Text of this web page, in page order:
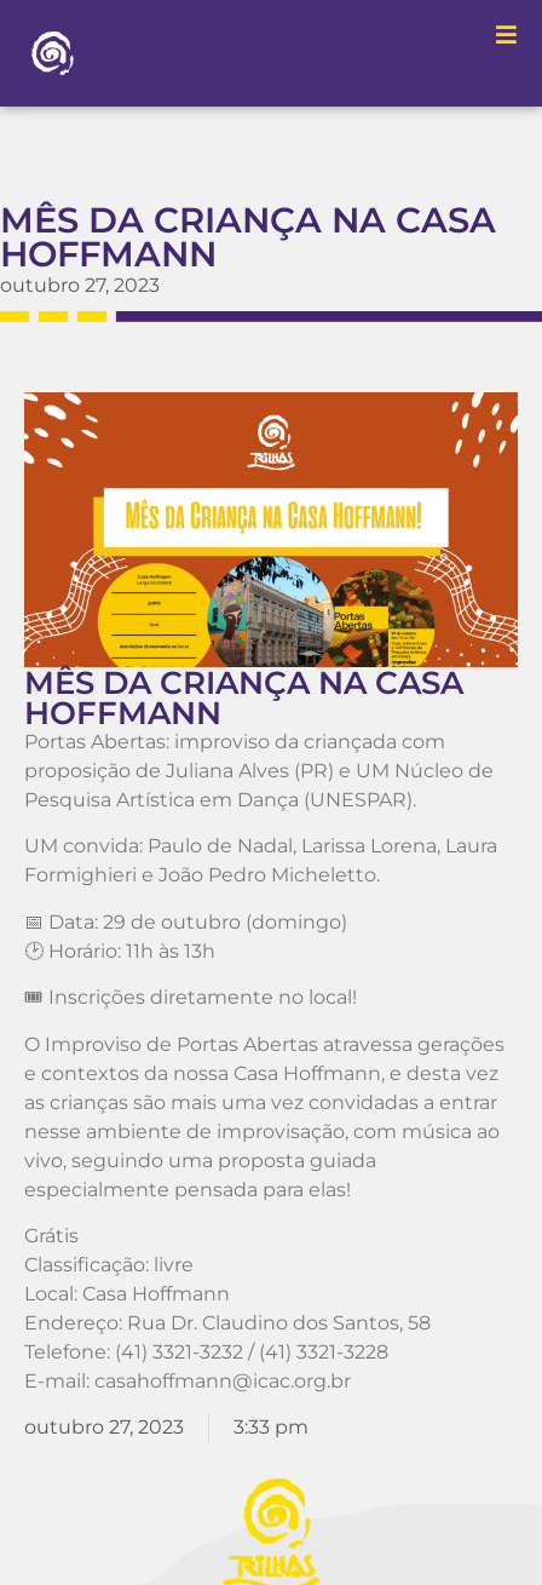
MÊS DA CRIANÇA NA CASA
HOFFMANN
outubro 27, 2023
MÊS DA CRIANÇA NA CASA
HOFFMANN
Portas Abertas: improviso da criançada com
proposição de Juliana Alves (PR) e UM Núcleo de
Pesquisa Artística em Dança (UNESPAR).
UM convida: Paulo de Nadal, Larissa Lorena, Laura
Formighieri e João Pedro Micheletto.
📅 Data: 29 de outubro (domingo)
🕑 Horário: 11h às 13h
🎟️ Inscrições diretamente no local!
O Improviso de Portas Abertas atravessa gerações
e contextos da nossa Casa Hoffmann, e desta vez
as crianças são mais uma vez convidadas a entrar
nesse ambiente de improvisação, com música ao
vivo, seguindo uma proposta guiada
especialmente pensada para elas!
Grátis
Classificação: livre
Local: Casa Hoffmann
Endereço: Rua Dr. Claudino dos Santos, 58
Telefone: (41) 3321-3232 / (41) 3321-3228
E-mail: casahoffmann@icac.org.br
outubro 27, 2023 3:33 pm